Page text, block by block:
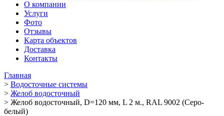
О компании
Услуги
Фото
Отзывы
Карта объектов
Доставка
Контакты
Главная
> Водосточные системы
> Желоб водосточный
> Желоб водосточный, D=120 мм, L 2 м., RAL 9002 (Серо-
белый)